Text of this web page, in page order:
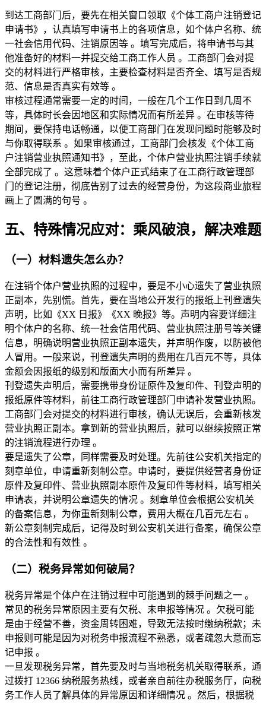
到达工商部门后，要先在相关窗口领取《个体工商户注销登记
申请书》，认真填写申请书上的各项信息，如个体户名称、统
一社会信用代码、注销原因等 。填写完成后，将申请书与其
他准备好的材料一并提交给工商工作人员 。工商部门会对提
交的材料进行严格审核，主要检查材料是否齐全、填写是否规
范、信息是否真实有效等 。
审核过程通常需要一定的时间，一般在几个工作日到几周不
等，具体时长会因地区和实际情况而有所差异 。在审核等待
期间，要保持电话畅通，以便工商部门在发现问题时能够及时
与你取得联系 。如果审核通过，工商部门会核发《个体工商
户注销营业执照通知书》，至此，个体户营业执照注销手续就
全部完成了 。这意味着个体户正式结束了在工商行政管理部
门的登记注册，彻底告别了过去的经营身份，为这段商业旅程
画上了圆满的句号 。
五、特殊情况应对：乘风破浪，解决难题
（一）材料遗失怎么办？
在注销个体户营业执照的过程中，要是不小心遗失了营业执照
正副本，先别慌。首先，要在当地公开发行的报纸上刊登遗失
声明，比如《XX 日报》《XX 晚报》等。声明内容要详细注
明个体户的名称、统一社会信用代码、营业执照注册号等关键
信息，明确说明营业执照正副本遗失，并声明作废，以防被他
人冒用。一般来说，刊登遗失声明的费用在几百元不等，具体
金额会因报纸的级别和版面大小而有所差异 。
刊登遗失声明后，需要携带身份证原件及复印件、刊登声明的
报纸原件等材料，前往工商行政管理部门申请补发营业执照。
工商部门会对提交的材料进行审核，确认无误后，会重新核发
营业执照正副本。拿到新的营业执照后，就可以继续按照正常
的注销流程进行办理 。
要是遗失了公章，同样需要及时处理。先前往公安机关指定的
刻章单位，申请重新刻制公章。申请时，要提供经营者身份证
原件及复印件、营业执照副本原件及复印件等材料，填写相关
申请表，并说明公章遗失的情况 。刻章单位会根据公安机关
的备案信息，为你重新刻制公章，费用大概在几百元左右 。
新公章刻制完成后，记得及时到公安机关进行备案，确保公章
的合法性和有效性 。
（二）税务异常如何破局？
税务异常是个体户在注销过程中可能遇到的棘手问题之一 。
常见的税务异常原因主要有欠税、未申报等情况 。欠税可能
是由于经营不善，资金周转困难，导致无法按时缴纳税款；未
申报则可能是因为对税务申报流程不熟悉，或者疏忽大意而忘
记申报 。
一旦发现税务异常，首先要及时与当地税务机关取得联系，通
过拨打 12366 纳税服务热线，或者亲自前往办税服务厅，向税
务工作人员了解具体的异常原因和详细情况 。然后，根据税